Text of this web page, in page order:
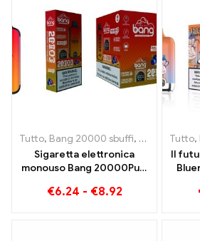
Tutto, Bang 20000 sbuffi, Bang RE,
Sigaretta elettronica
monouso Bang 20000Puff
anguria e Dual Mesh
€6.24 - €8.92
Tutto,
Il